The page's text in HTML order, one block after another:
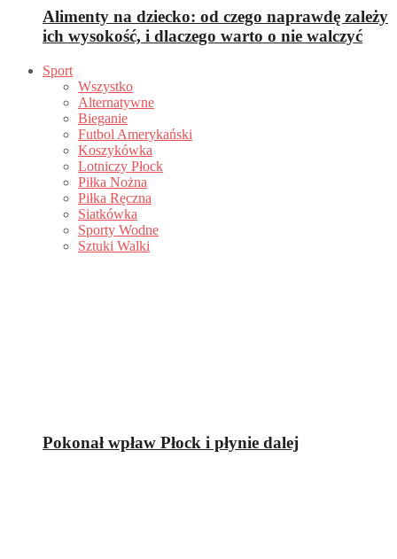
Alimenty na dziecko: od czego naprawdę zależy
ich wysokość, i dlaczego warto o nie walczyć
Sport
Wszystko
Alternatywne
Bieganie
Futbol Amerykański
Koszykówka
Lotniczy Płock
Piłka Nożna
Piłka Ręczna
Siatkówka
Sporty Wodne
Sztuki Walki
Pokonał wpław Płock i płynie dalej